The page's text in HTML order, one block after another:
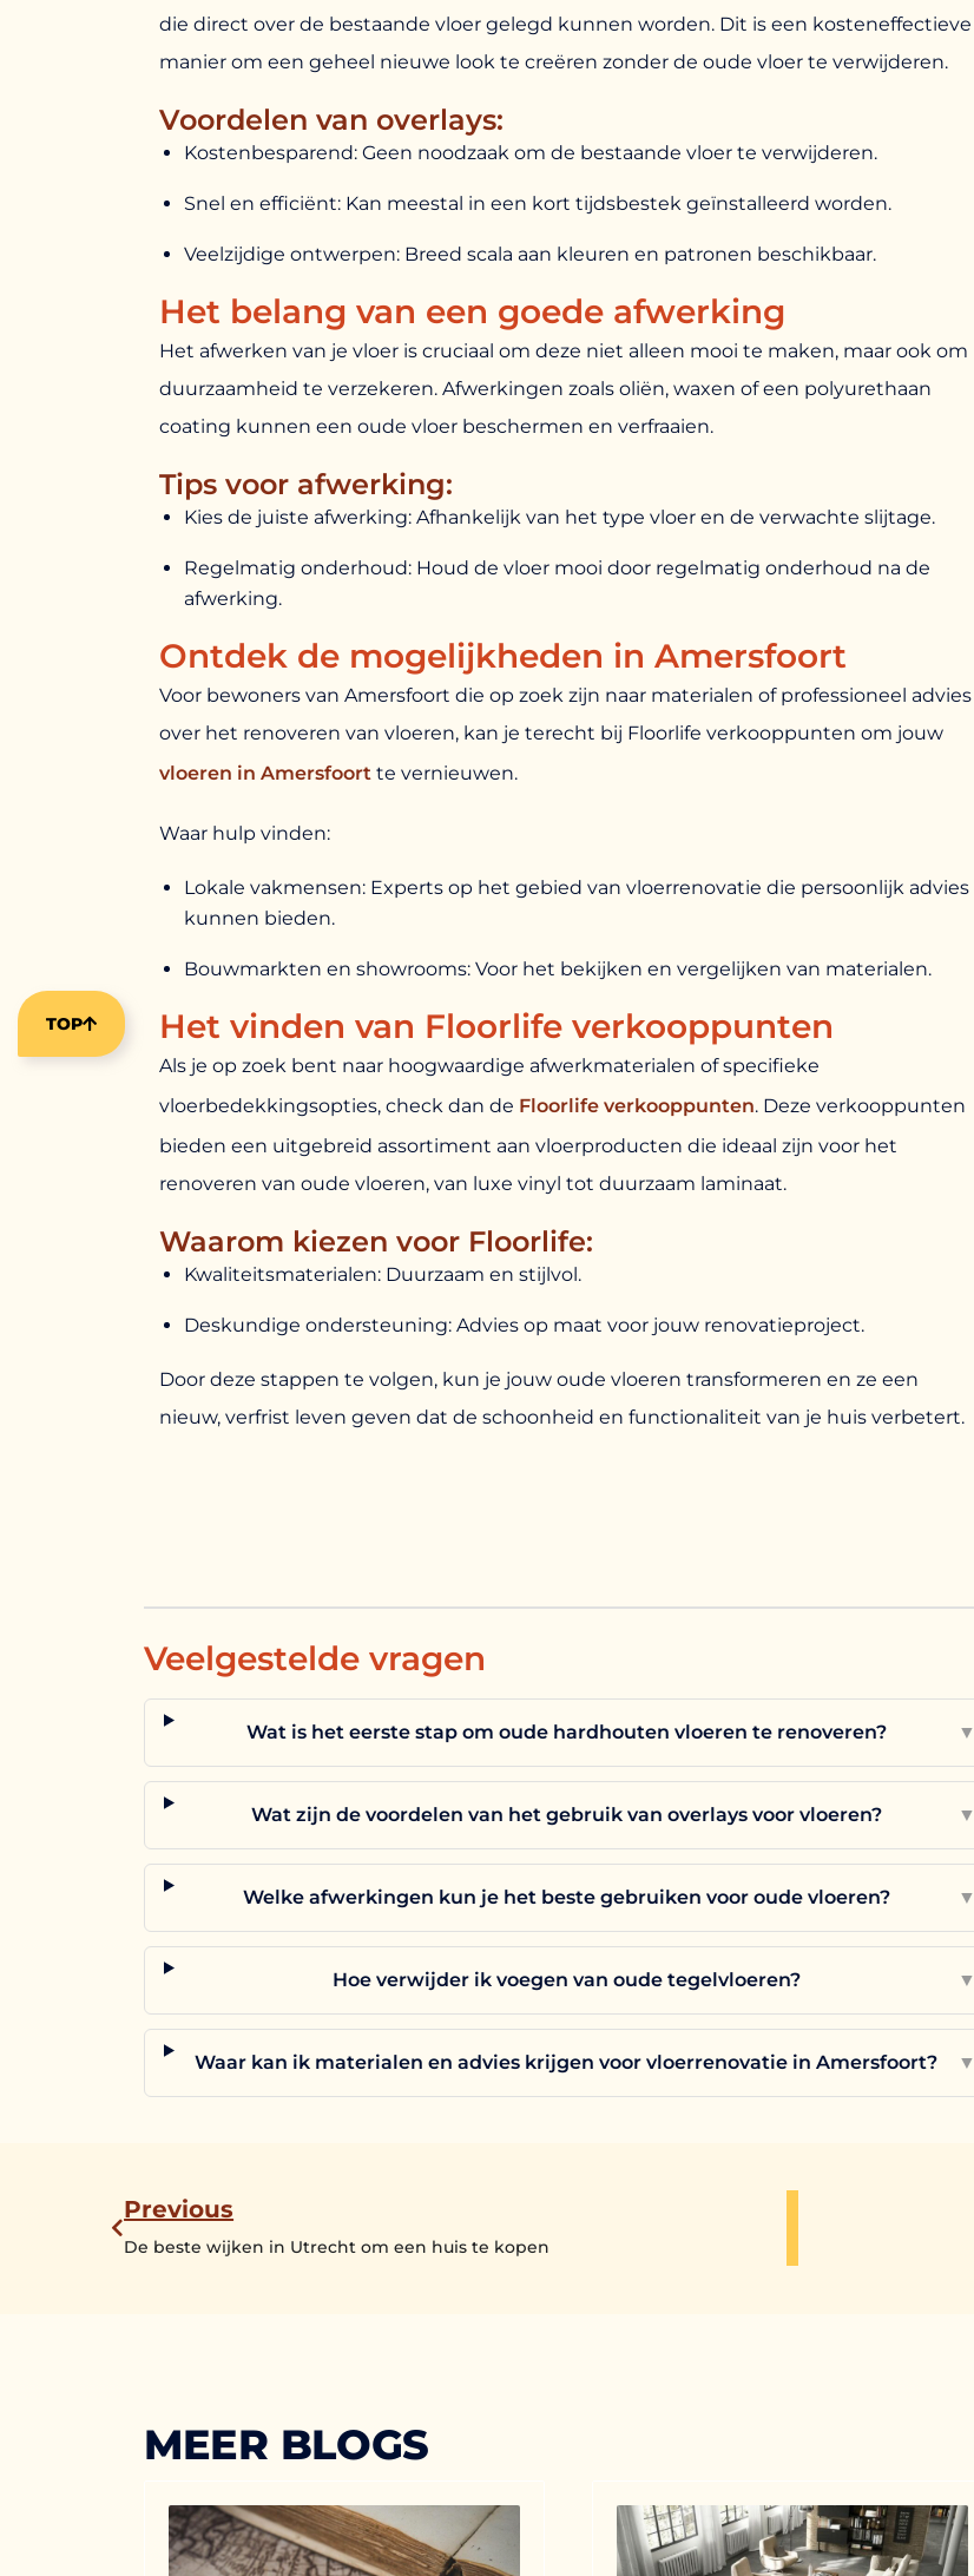
TOP
die direct over de bestaande vloer gelegd kunnen worden. Dit is een kosteneffectieve
manier om een geheel nieuwe look te creëren zonder de oude vloer te verwijderen.
Voordelen van overlays:
Kostenbesparend: Geen noodzaak om de bestaande vloer te verwijderen.
Snel en efficiënt: Kan meestal in een kort tijdsbestek geïnstalleerd worden.
Veelzijdige ontwerpen: Breed scala aan kleuren en patronen beschikbaar.
Het belang van een goede afwerking
Het afwerken van je vloer is cruciaal om deze niet alleen mooi te maken, maar ook om
duurzaamheid te verzekeren. Afwerkingen zoals oliën, waxen of een polyurethaan
coating kunnen een oude vloer beschermen en verfraaien.
Tips voor afwerking:
Kies de juiste afwerking: Afhankelijk van het type vloer en de verwachte slijtage.
Regelmatig onderhoud: Houd de vloer mooi door regelmatig onderhoud na de
afwerking.
Ontdek de mogelijkheden in Amersfoort
Voor bewoners van Amersfoort die op zoek zijn naar materialen of professioneel advies
over het renoveren van vloeren, kan je terecht bij Floorlife verkooppunten om jouw
vloeren in Amersfoort te vernieuwen.
Waar hulp vinden:
Lokale vakmensen: Experts op het gebied van vloerrenovatie die persoonlijk advies
kunnen bieden.
Bouwmarkten en showrooms: Voor het bekijken en vergelijken van materialen.
Het vinden van Floorlife verkooppunten
Als je op zoek bent naar hoogwaardige afwerkmaterialen of specifieke
vloerbedekkingsopties, check dan de Floorlife verkooppunten. Deze verkooppunten
bieden een uitgebreid assortiment aan vloerproducten die ideaal zijn voor het
renoveren van oude vloeren, van luxe vinyl tot duurzaam laminaat.
Waarom kiezen voor Floorlife:
Kwaliteitsmaterialen: Duurzaam en stijlvol.
Deskundige ondersteuning: Advies op maat voor jouw renovatieproject.
Door deze stappen te volgen, kun je jouw oude vloeren transformeren en ze een
nieuw, verfrist leven geven dat de schoonheid en functionaliteit van je huis verbetert.
Veelgestelde vragen
Wat is het eerste stap om oude hardhouten vloeren te renoveren? ▼
Wat zijn de voordelen van het gebruik van overlays voor vloeren? ▼
Welke afwerkingen kun je het beste gebruiken voor oude vloeren? ▼
Hoe verwijder ik voegen van oude tegelvloeren? ▼
Waar kan ik materialen en advies krijgen voor vloerrenovatie in Amersfoort? ▼
Previous
De beste wijken in Utrecht om een huis te kopen
MEER BLOGS